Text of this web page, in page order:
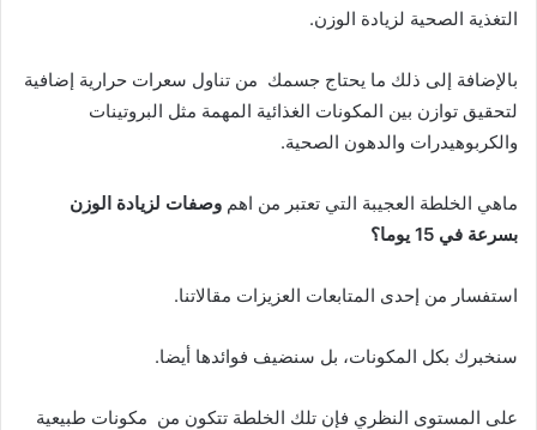
التغذية الصحية لزيادة الوزن.
بالإضافة إلى ذلك ما يحتاج جسمك من تناول سعرات حرارية إضافية
لتحقيق توازن بين المكونات الغذائية المهمة مثل البروتينات
والكربوهيدرات والدهون الصحية.
ماهي الخلطة العجيبة التي تعتبر من اهم وصفات لزيادة الوزن
بسرعة في 15 يوما؟
استفسار من إحدى المتابعات العزيزات مقالاتنا.
سنخبرك بكل المكونات، بل سنضيف فوائدها أيضا.
على المستوى النظري فإن تلك الخلطة تتكون من مكونات طبيعية